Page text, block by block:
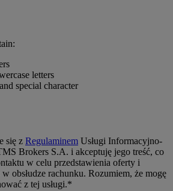
letters
special character
się z Regulaminem Usługi Informacyjno-
Brokers S.A. i akceptuję jego treść, co
w celu przedstawienia oferty i
obsłudze rachunku. Rozumiem, że mogę
z tej usługi.*